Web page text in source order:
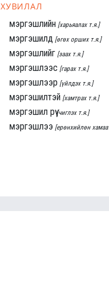
ХУВИЛАЛ
мэргэшлийн [харьяалах т.я.]
мэргэшилд [өгөх орших т.я.]
мэргэшлийг [заах т.я.]
мэргэшлээс [гарах т.я.]
мэргэшлээр [үйлдэх т.я.]
мэргэшилтэй [хамтрах т.я.]
мэргэшил рүү [чиглэх т.я.]
мэргэшлээ [ерөнхийлөн